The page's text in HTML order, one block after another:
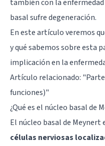
también con la
basal sufre degeneración.
En este artículo veremos
y qué sabemos sobre esta
implicación en la
Artículo relacionado: "
funciones)"
¿Qué es el núcleo basal de
El núcleo basal de Meynert
células nerviosas